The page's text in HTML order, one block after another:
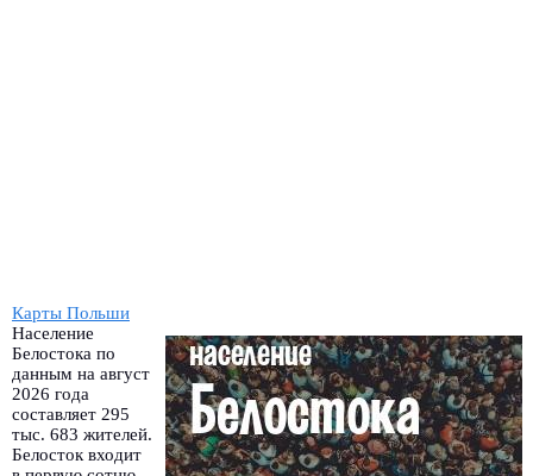
Карты Польши
Население
Белостока по
данным на август
2026 года
составляет 295
тыс. 683 жителей.
Белосток входит